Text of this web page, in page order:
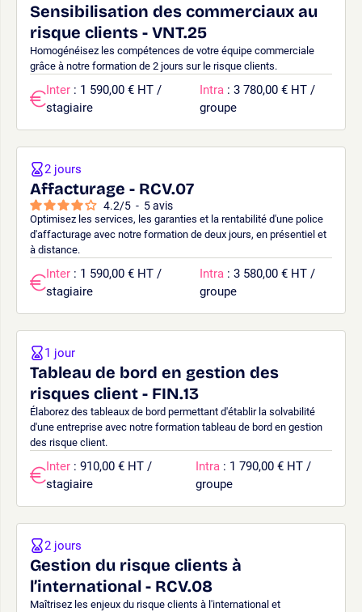
Sensibilisation des commerciaux au
risque clients - VNT.25
Homogénéisez les compétences de votre équipe commerciale
grâce à notre formation de 2 jours sur le risque clients.
Inter : 1 590,00 € HT /
stagiaire
Intra : 3 780,00 € HT /
groupe
Affacturage - RCV.07
4.2/5 - 5avis
Optimisez les services, les garanties et la rentabilité d'une police
d'affacturage avec notre formation de deux jours, en présentiel et
à distance.
2 jours
Inter : 1 590,00 € HT /
stagiaire
Intra : 3 580,00 € HT /
groupe
Tableau de bord en gestion des
risques client - FIN.13
Élaborez des tableaux de bord permettant d'établir la solvabilité
d'une entreprise avec notre formation tableau de bord en gestion
des risque client.
1 jour
Inter : 910,00 € HT /
stagiaire
Intra : 1 790,00 € HT /
groupe
Gestion du risque clients à
l’international - RCV.08
Maîtrisez les enjeux du risque clients à l'international et
2 jours